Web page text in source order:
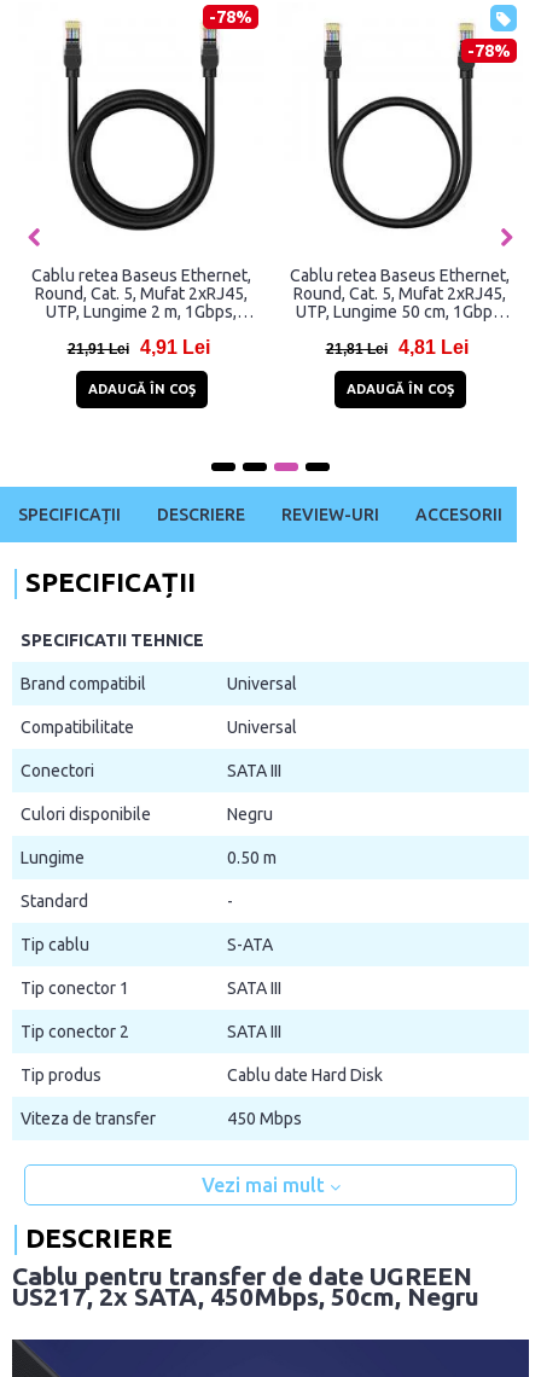
-78%
Cablu retea Baseus Ethernet,
Round, Cat. 5, Mufat 2xRJ45,
UTP, Lungime 2 m, 1Gbps,
21,91 Lei 4,91 Lei
ADAUGĂ ÎN COŞ
-78%
Cablu retea Baseus Ethernet,
Round, Cat. 5, Mufat 2xRJ45,
UTP, Lungime 50 cm, 1Gbps,
21,81 Lei 4,81 Lei
ADAUGĂ ÎN COŞ
SPECIFICAȚII DESCRIERE REVIEW-URI ACCESORII
SPECIFICAȚII
SPECIFICATII TEHNICE
Brand compatibil Universal
Compatibilitate Universal
Conectori SATA III
Culori disponibile Negru
Lungime 0.50 m
Standard -
Tip cablu S-ATA
Tip conector 1 SATA III
Tip conector 2 SATA III
Tip produs Cablu date Hard Disk
Viteza de transfer 450 Mbps
Vezi mai mult
DESCRIERE
Cablu pentru transfer de date UGREEN
US217, 2x SATA, 450Mbps, 50cm, Negru